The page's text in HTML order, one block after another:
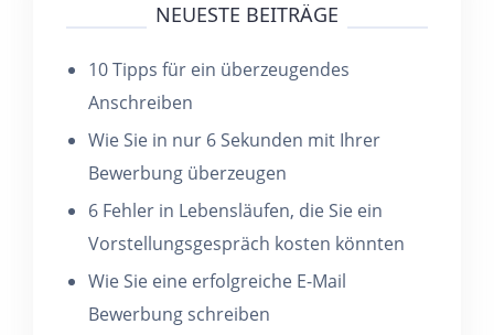
NEUESTE BEITRÄGE
10 Tipps für ein überzeugendes
Anschreiben
Wie Sie in nur 6 Sekunden mit Ihrer
Bewerbung überzeugen
6 Fehler in Lebensläufen, die Sie ein
Vorstellungsgespräch kosten könnten
Wie Sie eine erfolgreiche E-Mail
Bewerbung schreiben